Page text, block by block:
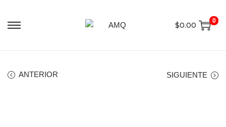
$0.00
0
ANTERIOR SIGUIENTE